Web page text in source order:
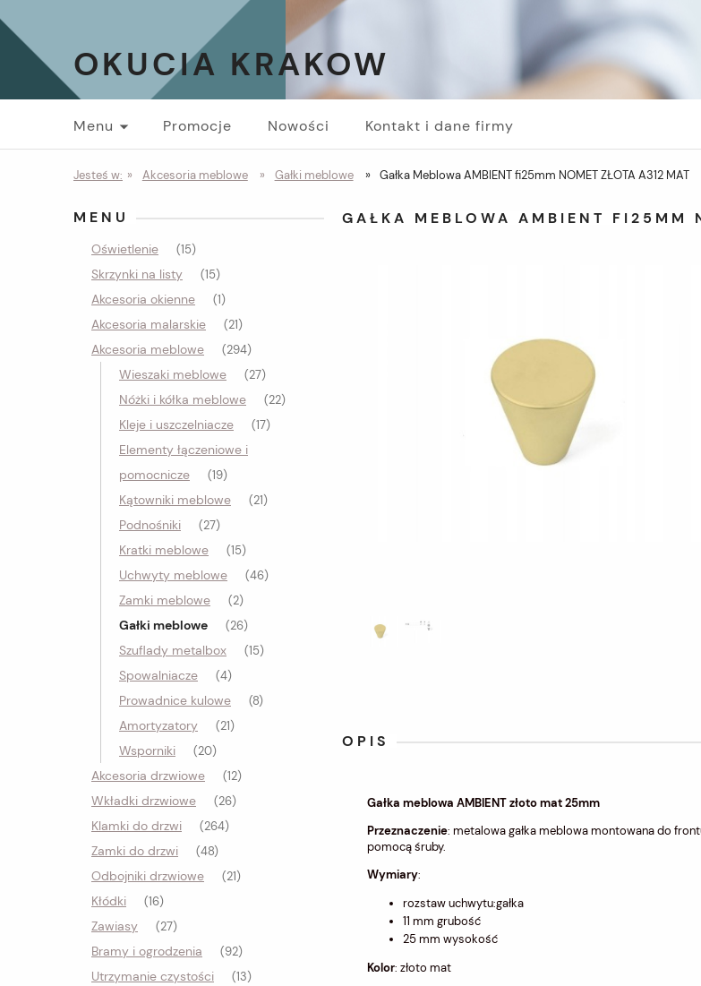
OKUCIA KRAKOW
Menu Promocje Nowości Kontakt i dane firmy
Jesteś w: » Akcesoria meblowe » Gałki meblowe » Gałka Meblowa AMBIENT fi25mm NOMET ZŁOTA A312 MAT
MENU
Oświetlenie (15)
Skrzynki na listy (15)
Akcesoria okienne (1)
Akcesoria malarskie (21)
Akcesoria meblowe (294)
Wieszaki meblowe (27)
Nóżki i kółka meblowe (22)
Kleje i uszczelniacze (17)
Elementy łączeniowe i
pomocnicze
(19)
Kątowniki meblowe (21)
Podnośniki (27)
Kratki meblowe (15)
Uchwyty meblowe (46)
Zamki meblowe (2)
Gałki meblowe (26)
Szuflady metalbox (15)
Spowalniacze (4)
Prowadnice kulowe (8)
Amortyzatory (21)
Wsporniki (20)
Akcesoria drzwiowe (12)
Wkładki drzwiowe (26)
Klamki do drzwi (264)
Zamki do drzwi (48)
Odbojniki drzwiowe (21)
Kłódki (16)
Zawiasy (27)
Bramy i ogrodzenia (92)
Utrzymanie czystości (13)
GAŁKA MEBLOWA AMBIENT FI25MM
OPIS
Gałka meblowa AMBIENT złoto mat 25mm
Przeznaczenie: metalowa gałka meblowa montowana do
pomocą śruby.
Wymiary:
rozstaw uchwytu:gałka
11 mm grubość
25 mm wysokość
Kolor: złoto mat